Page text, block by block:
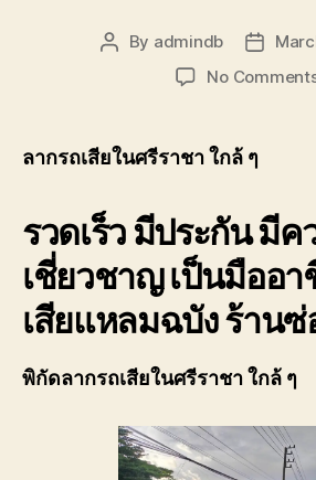
Post
By admindb
Post
No
ลากรถเสียในศรีราชา ใกล้ ๆ
รวดเร็ว มีประกัน มีค
เชี่ยวชาญ เป็นมืออา
เสียแหลมฉบัง ร้านซ่
พิกัดลากรถเสียในศรีราชา ใกล้ ๆ